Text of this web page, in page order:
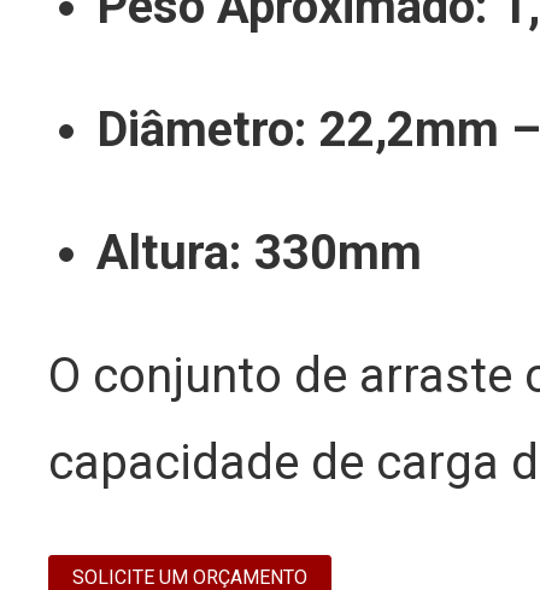
Diâmetro: 22,2mm
Altura: 330mm
O conjunto de arraste
capacidade de carga
SOLICITE UM ORÇAMENTO